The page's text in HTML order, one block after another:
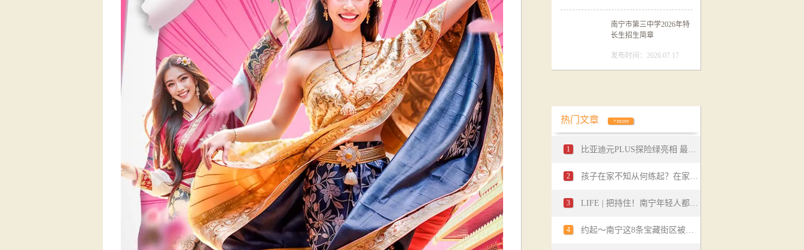
南宁市第三中学2026年特
长生招生简章
发布时间：2026.07.17
热门文章 +more
1 比亚迪元PLUS探险绿亮相 最大续航501km
2 孩子在家不知从何练起？在家也能练的芭蕾基本功
3 LIFE | 把持住！南宁年轻人都爱去的大保健。
4 约起～南宁这8条宝藏街区被官方“翻牌”！即刻开启一场“逛吃”之旅吧→